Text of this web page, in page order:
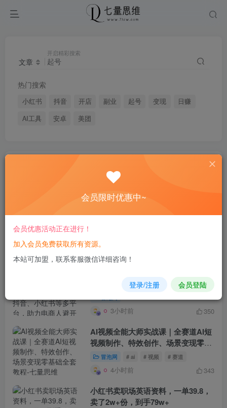
文章
开启精彩搜索
热门搜索
小红书 抖音 开店 副业 起号 变现
日赚
AI工具
安卓 美团
互联网IP训练营，短视频IP打造，内
覆盖淘系、拼多多、抖音、小红书等
多平台，助力电商人避开坑、提效
率、稳盈利（更新08月08日）
3小时前 350
AI视频全能大师实战课｜全赛道AI短
视频制作、特效创作、场景变现零基
础全套教程
冒泡网 # ai # 视频 # 赛道
4小时前 343
小红书卖职场英语资料，一单39.8，
卖了2w+份，到手79w+
会员限时优惠中~
会员优惠活动正在进行！
加入会员免费获取所有资源。
本站可加盟，联系客服微信详细咨询！
登录/注册 会员登陆